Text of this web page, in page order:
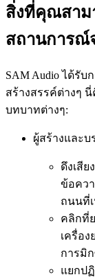
สิ่งที่คุณสาม
สถานการณ์
SAM Audio ได้รั
สร้างสรรค์ต่างๆ
บทบาทต่างๆ:
ผู้สร้างและ
ดึงเสี
ข้อควา
ถนนที่
คลิกที่
เครื่อ
การมิ
แยกป